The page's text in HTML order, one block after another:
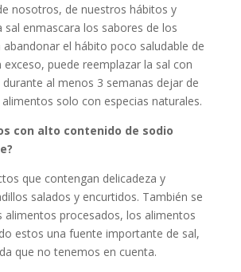
nosotros, de nuestros hábitos y
sal enmascara los sabores de los
el hábito poco saludable de
exceso, puede reemplazar la sal con
al menos 3 semanas dejar de
solo con especias naturales.
con alto contenido de sodio
que contengan delicadeza y
salados y encurtidos. También se
alimentos procesados, los alimentos
estos una fuente importante de sal,
que no tenemos en cuenta.